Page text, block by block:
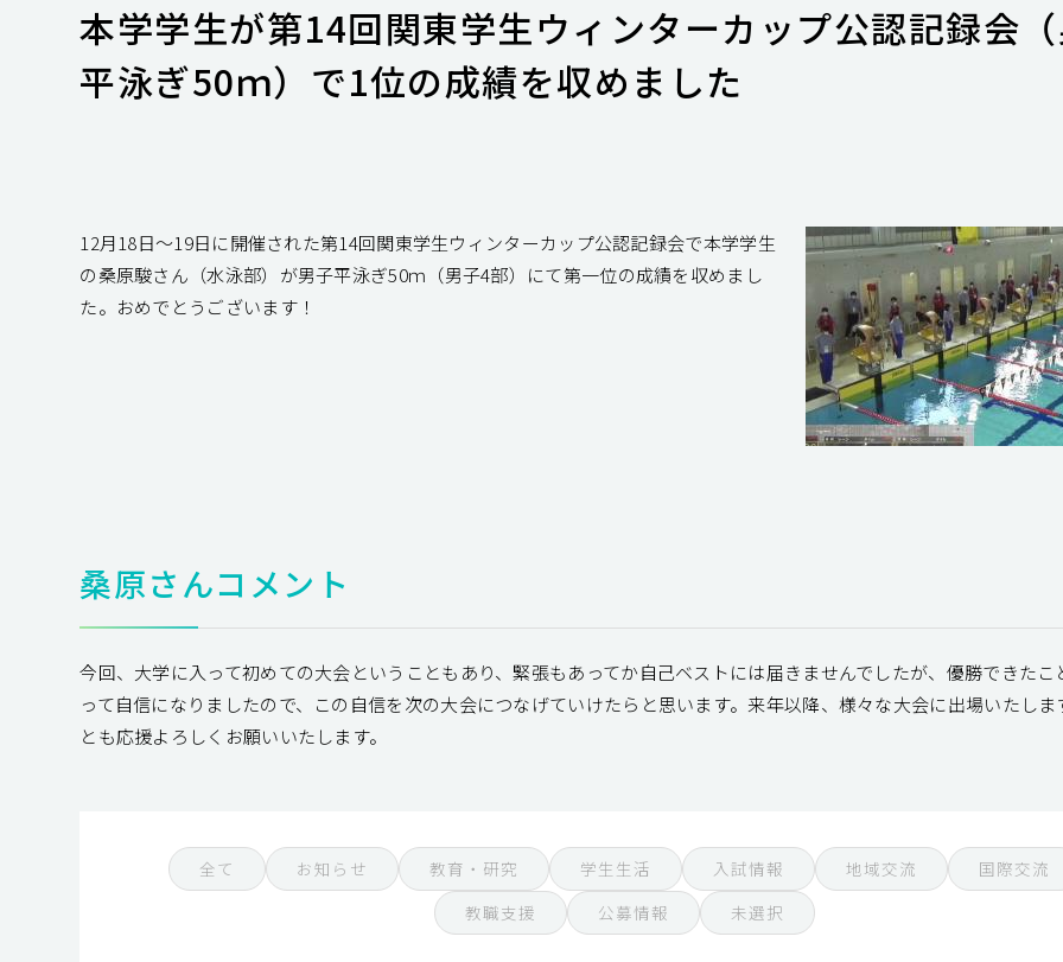
本学学生が第14回関東学生ウィンターカップ公認記録会
平泳ぎ50ｍ）で1位の成績を収めました
12月18日～19日に開催された第14回関東学生ウィンターカップ公認記録会で本学学生
の桑原駿さん（水泳部）が男子平泳ぎ50ｍ（男子4部）にて第一位の成績を収めまし
た。おめでとうございます！
桑原さんコメント
今回、大学に入って初めての大会ということもあり、緊張もあってか自己ベストには届きませんでしたが、優勝できたこ
って自信になりましたので、この自信を次の大会につなげていけたらと思います。来年以降、様々な大会に出場いたしま
とも応援よろしくお願いいたします。
全て お知らせ 教育・研究 学生生活 入試情報 地域交流
国際交流
教職支援
公募情報 未選択